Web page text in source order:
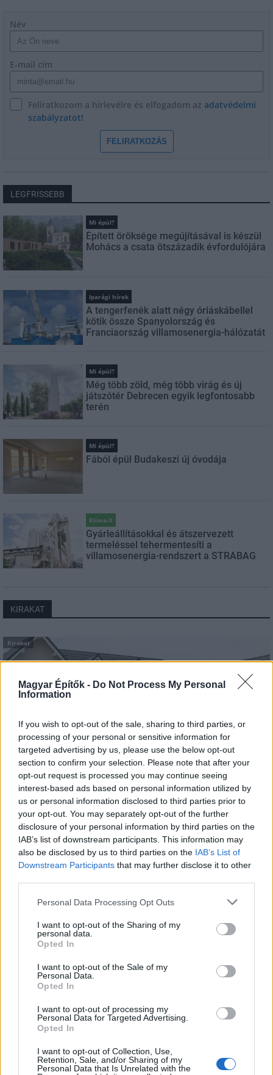
Magyar Építők - Do Not Process My Personal
Information
If you wish to opt-out of the sale, sharing to third parties, or
processing of your personal or sensitive information for
targeted advertising by us, please use the below opt-out
section to confirm your selection. Please note that after your
opt-out request is processed you may continue seeing
interest-based ads based on personal information utilized by
us or personal information disclosed to third parties prior to
your opt-out. You may separately opt-out of the further
disclosure of your personal information by third parties on the
IAB’s list of downstream participants. This information may
also be disclosed by us to third parties on the IAB’s List of
Downstream Participants that may further disclose it to other
Please note that this website/app uses one or more Google
not limited to your visit or usage behaviour. You may click to
grant or deny consent to Google and its third-party tags to
use your data for below specified purposes in below Google
consent section.
Personal Data Processing Opt Outs
I want to opt-out of the Sharing of my
personal data.
Opted In
I want to opt-out of the Sale of my
Personal Data.
Opted In
I want to opt-out of processing my
Personal Data for Targeted Advertising.
Opted In
I want to opt-out of Collection, Use,
Retention, Sale, and/or Sharing of my
Personal Data that Is Unrelated with the
Név
E-mail cím
Feliratkozom a hírlevélre és elfogadom az adatvédelmi
szabályzatot!
FELIRATKOZÁS
LEGFRISSEBB
Mi épül?
Épített öröksége megújításával is készül
Mohács a csata ötszázadik évfordulójára
Iparági hírek
A tengerfenék alatt négy óriáskábellel
kötik össze Spanyolország és
Franciaország villamosenergia-hálózatát
Mi épül?
Még több zöld, még több virág és új
játszótér Debrecen egyik legfontosabb
terén
Mi épül?
Fából épül Budakeszi új óvodája
Klíma-X
Gyárleállításokkal és átszervezett
termeléssel tehermentesíti a
villamosenergia-rendszert a STRABAG
KIRAKAT
Kirakat
Tető, ami évtizedeken át gondoskodik a családról
Kirakat
tetőcserepet!